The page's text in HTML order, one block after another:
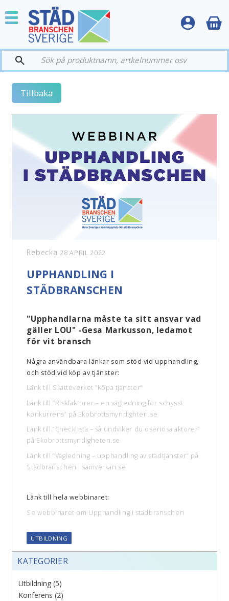
Meny
Tillbaka
Rebecka 28 APRIL 2022
UPPHANDLING I
STÄDBRANSCHEN
"Upphandlarna måste ta sitt ansvar vad
gäller LOU" -Gesa Markusson, ledamot
för vit bransch
Några användbara länkar som stöd vid upphandling,
och stöd vid köp av tjänster:
Länk till Skatteverket ”Köpa tjänster”
Länk till ”Riskfaktorer – en vägledning för schysst
konkurrens” på Ekobrottsmyndighten.se
Länk till ”Checklista – så undviker du oseriösa aktörer”
på Ekobrottsmyndigheten.se
Länk till ”Vägledning – upphandling av städtjänster” på
Städbranschen i samverkan.se
Länk till hela webbinaret:
Se webbinaret om Upphandling i städbranschen
UTBILDNING
KATEGORIER
Utbildning (5)
Konferens (2)